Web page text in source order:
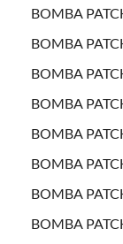
BOMBA
BOMBA
BOMBA
BOMBA
BOMBA
BOMBA
BOMBA
BOMBA